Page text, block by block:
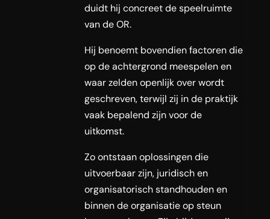
duidt hij concreet de speelruimte
van de OR.
Hij benoemt bovendien factoren die
op de achtergrond meespelen en
waar zelden openlijk over wordt
geschreven, terwijl zij in de praktijk
vaak bepalend zijn voor de
uitkomst.
Zo ontstaan oplossingen die
uitvoerbaar zijn, juridisch en
organisatorisch standhouden en
binnen de organisatie op steun